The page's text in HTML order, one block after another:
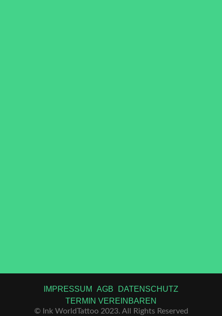
© Ink WorldTattoo 2023. All Rights Reserved
IMPRESSUM AGB
DATENSCHUTZ
TERMIN VEREINBAREN